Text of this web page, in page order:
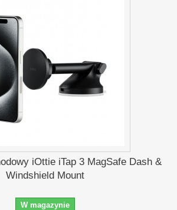
iOttie iTap 3 MagSafe Dash &
Windshield Mount
W magazynie